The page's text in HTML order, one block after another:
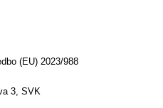
(EU) 2023/988
3, SVK